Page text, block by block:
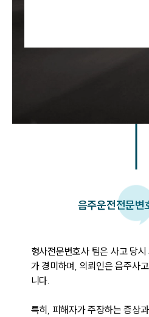
음주운전전문변
형사전문변호사 팀은 사고 당
가 경미하며, 의뢰인은 음주사
니다.
특히, 피해자가 주장하는 증상